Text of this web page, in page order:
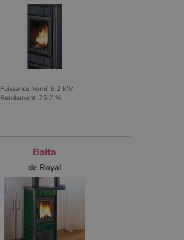
Puissance Nomi: 8.2 kW
Rendement: 75.7 %
Baita
de Royal